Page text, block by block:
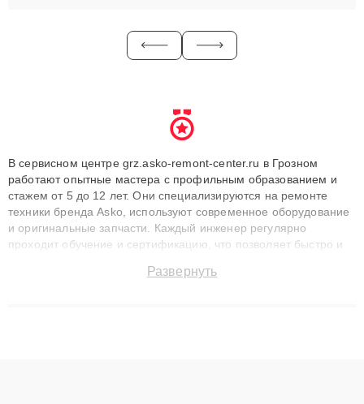
В сервисном центре grz.asko-remont-center.ru в Грозном
работают опытные мастера с профильным образованием и
стажем от 5 до 12 лет. Они специализируются на ремонте
техники бренда Asko, используют современное оборудование
и оригинальные запчасти. Каждый инженер регулярно
проходит обучение и сертификацию, что позволяет быстро и
сохранением гарантии до 3 лет. Наши мастера решают
Развернуть